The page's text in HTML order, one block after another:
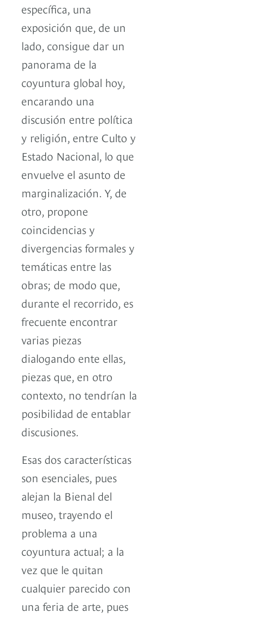
específica, una
exposición que, de un
lado, consigue dar un
panorama de la
coyuntura global hoy,
encarando una
discusión entre política
y religión, entre Culto y
Estado Nacional, lo que
envuelve el asunto de
marginalización. Y, de
otro, propone
coincidencias y
divergencias formales y
temáticas entre las
obras; de modo que,
durante el recorrido, es
frecuente encontrar
varias piezas
dialogando ente ellas,
piezas que, en otro
contexto, no tendrían la
posibilidad de entablar
discusiones.
Esas dos características
son esenciales, pues
alejan la Bienal del
museo, trayendo el
problema a una
coyuntura actual; a la
vez que le quitan
cualquier parecido con
una feria de arte, pues